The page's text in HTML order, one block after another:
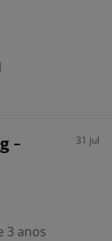
-
31 jul
3 anos